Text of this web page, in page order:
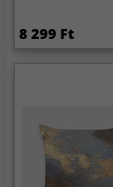
8 299 Ft